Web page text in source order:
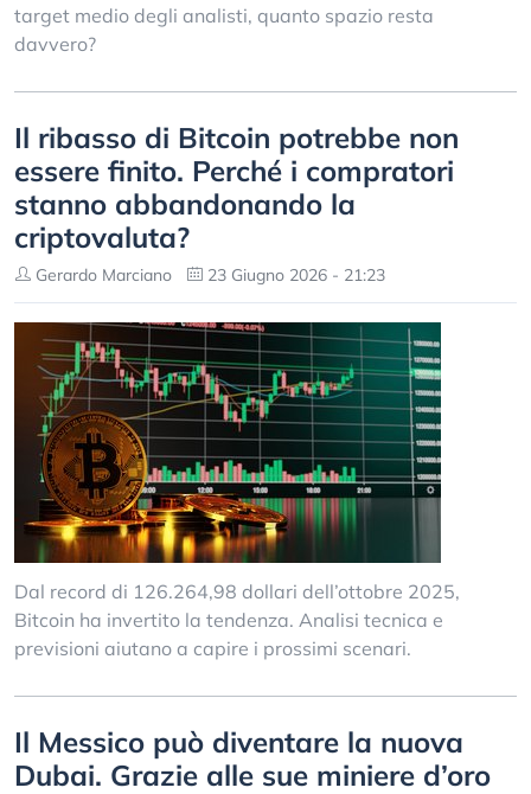
target medio degli analisti, quanto spazio resta
davvero?
Il ribasso di Bitcoin potrebbe non
essere finito. Perché i compratori
stanno abbandonando la
criptovaluta?
Gerardo Marciano 23 Giugno 2026 - 21:23
Dal record di 126.264,98 dollari dell’ottobre 2025,
Bitcoin ha invertito la tendenza. Analisi tecnica e
previsioni aiutano a capire i prossimi scenari.
Il Messico può diventare la nuova
Dubai. Grazie alle sue miniere d’oro